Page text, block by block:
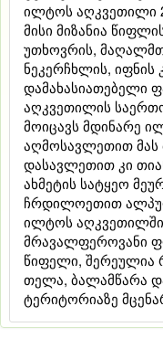
ილტოს აღკვეთილი
მისი მიზანია
უთხოვრის,
ნეკერჩხლის, იფნის
დამახასიათებელი
აღკვეთილის
მოიცავს მდინარე
აღმოსავლეთით მას
დასავლეთით კი
ახმეტის სატყეო
ჩრდილოეთით
ილტოს
მრავალფეროვანი
წიფელი, შერეულია
თელა, ბალამწარა
ტერიტორიაზე